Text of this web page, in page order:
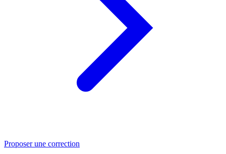
Proposer une correction